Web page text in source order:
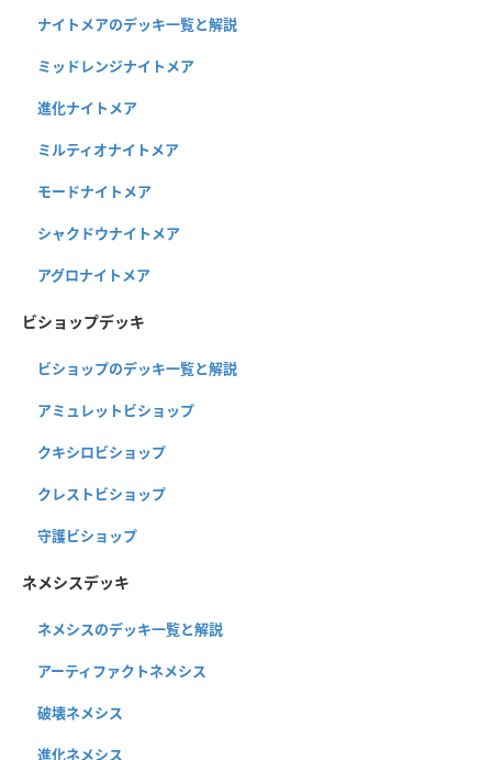
ナイトメアのデッキ一覧と解説
ミッドレンジナイトメア
進化ナイトメア
ミルティオナイトメア
モードナイトメア
シャクドウナイトメア
アグロナイトメア
ビショップデッキ
ビショップのデッキ一覧と解説
アミュレットビショップ
クキシロビショップ
クレストビショップ
守護ビショップ
ネメシスデッキ
ネメシスのデッキ一覧と解説
アーティファクトネメシス
破壊ネメシス
進化ネメシス